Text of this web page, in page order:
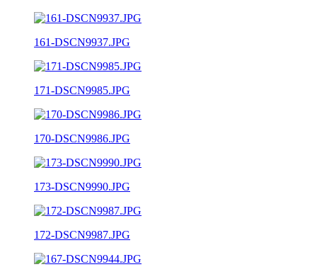
161-DSCN9937.JPG
171-DSCN9985.JPG
170-DSCN9986.JPG
173-DSCN9990.JPG
172-DSCN9987.JPG